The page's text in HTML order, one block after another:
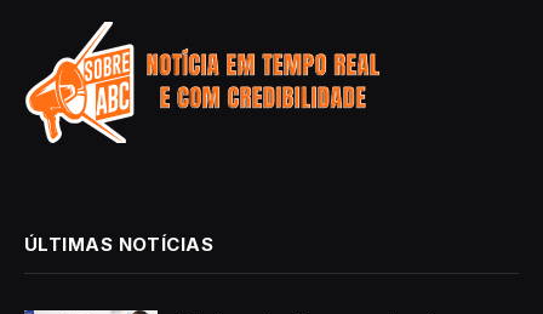
ÚLTIMAS NOTÍCIAS